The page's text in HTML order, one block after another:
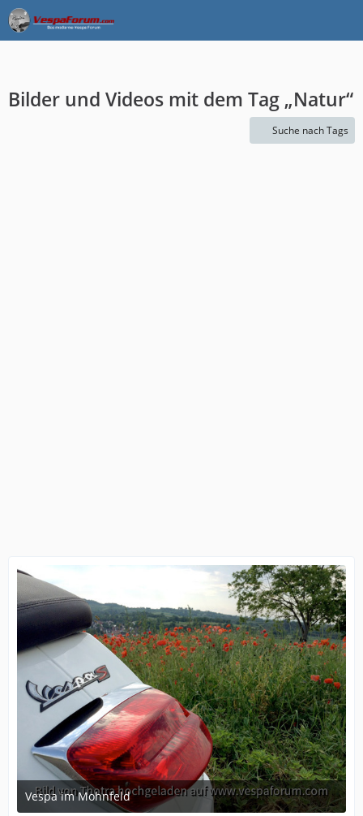
Bilder und Videos mit dem Tag „Natur“
Suche nach Tags
Vespa im Mohnfeld
June 16, 2015 at 08:18